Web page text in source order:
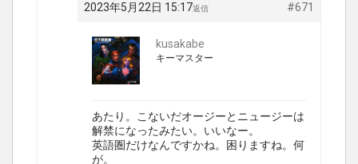
2023年5月22日 15:17 #671
返信
kusakabe
キーマスター
あたり。こないだオージーとニュージーは
解禁になったみたい。いいなー。
英語圏だけなんですかね。困りますね。何
が。